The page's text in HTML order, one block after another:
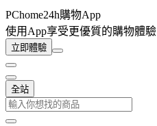
PChome24h購物App
使用App享受更優質的購物體驗
立即體驗
全站